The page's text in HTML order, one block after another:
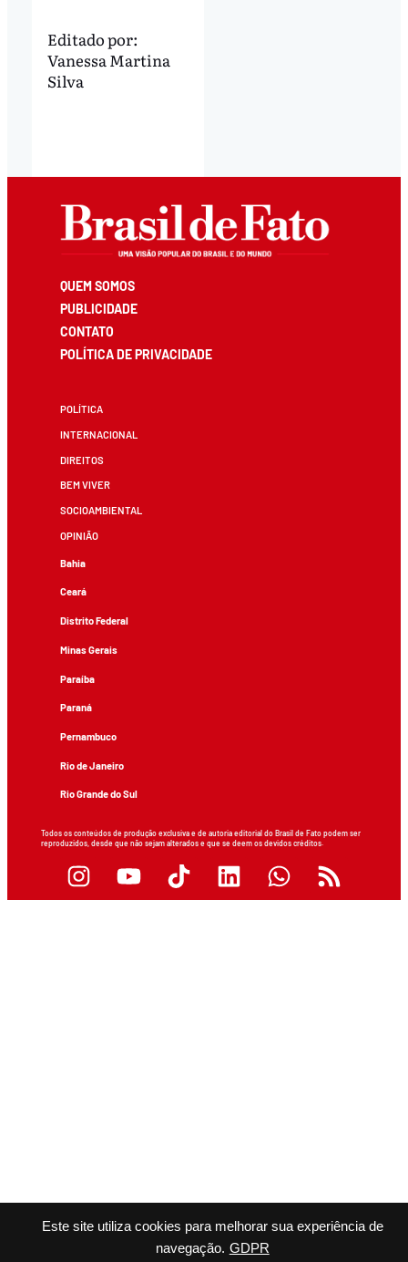
Este site utiliza cookies para melhorar sua experiência de
navegação. GDPR
Editado por:
Vanessa Martina
Silva
QUEM SOMOS
PUBLICIDADE
CONTATO
POLÍTICA DE PRIVACIDADE
POLÍTICA
INTERNACIONAL
DIREITOS
BEM VIVER
SOCIOAMBIENTAL
OPINIÃO
Bahia
Ceará
Distrito Federal
Minas Gerais
Paraíba
Paraná
Pernambuco
Rio de Janeiro
Rio Grande do Sul
Todos os conteúdos de produção exclusiva e de autoria editorial do Brasil de Fato podem ser
reproduzidos, desde que não sejam alterados e que se deem os devidos créditos.